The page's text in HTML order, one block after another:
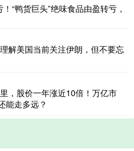
“鸭货巨头”绝味食品由盈转亏，
解美国当前关注伊朗，但不要忘
，股价一年涨近10倍！万亿市
能走多远？